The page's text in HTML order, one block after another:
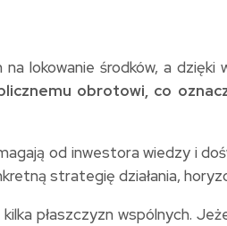
lokowanie środków, a
obrotowi, co
od inwestora wiedzy i
strategię działania,
płaszczyzn wspólnych.